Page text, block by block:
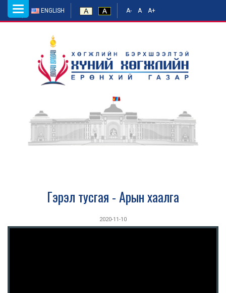
ENGLISH A- A A+
Toggle
navigation
Гэрэл тусгая - Арын хаалга
2020-11-10